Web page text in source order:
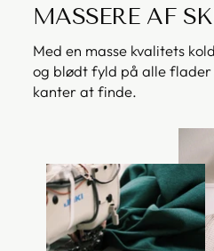
MASSERE AF
Med en masse kvalitets
og blødt fyld på alle
kanter at finde.